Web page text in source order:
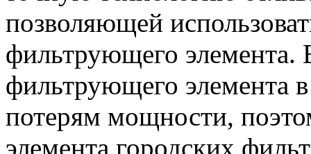
позволяющей
фильтрующего элемента.
фильтрующего элемента
потерям мощности,
элемента городских